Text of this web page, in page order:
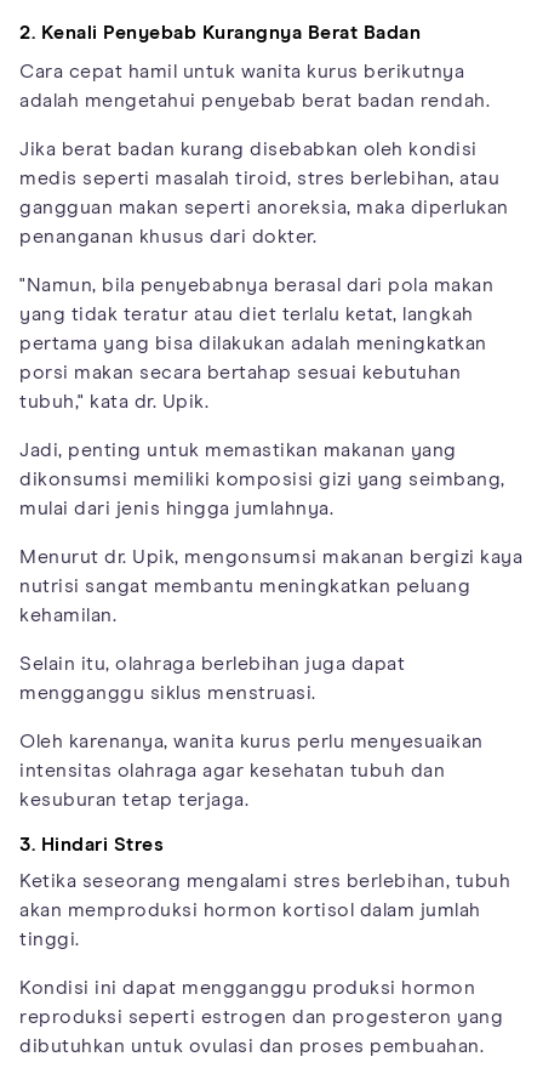
2. Kenali Penyebab Kurangnya Berat Badan
Cara cepat hamil untuk wanita kurus berikutnya
adalah mengetahui penyebab berat badan rendah.
Jika berat badan kurang disebabkan oleh kondisi
medis seperti masalah tiroid, stres berlebihan, atau
gangguan makan seperti anoreksia, maka diperlukan
penanganan khusus dari dokter.
"Namun, bila penyebabnya berasal dari pola makan
yang tidak teratur atau diet terlalu ketat, langkah
pertama yang bisa dilakukan adalah meningkatkan
porsi makan secara bertahap sesuai kebutuhan
tubuh," kata dr. Upik.
Jadi, penting untuk memastikan makanan yang
dikonsumsi memiliki komposisi gizi yang seimbang,
mulai dari jenis hingga jumlahnya.
Menurut dr. Upik, mengonsumsi makanan bergizi kaya
nutrisi sangat membantu meningkatkan peluang
kehamilan.
Selain itu, olahraga berlebihan juga dapat
mengganggu siklus menstruasi.
Oleh karenanya, wanita kurus perlu menyesuaikan
intensitas olahraga agar kesehatan tubuh dan
kesuburan tetap terjaga.
3. Hindari Stres
Ketika seseorang mengalami stres berlebihan, tubuh
akan memproduksi hormon kortisol dalam jumlah
tinggi.
Kondisi ini dapat mengganggu produksi hormon
reproduksi seperti estrogen dan progesteron yang
dibutuhkan untuk ovulasi dan proses pembuahan.